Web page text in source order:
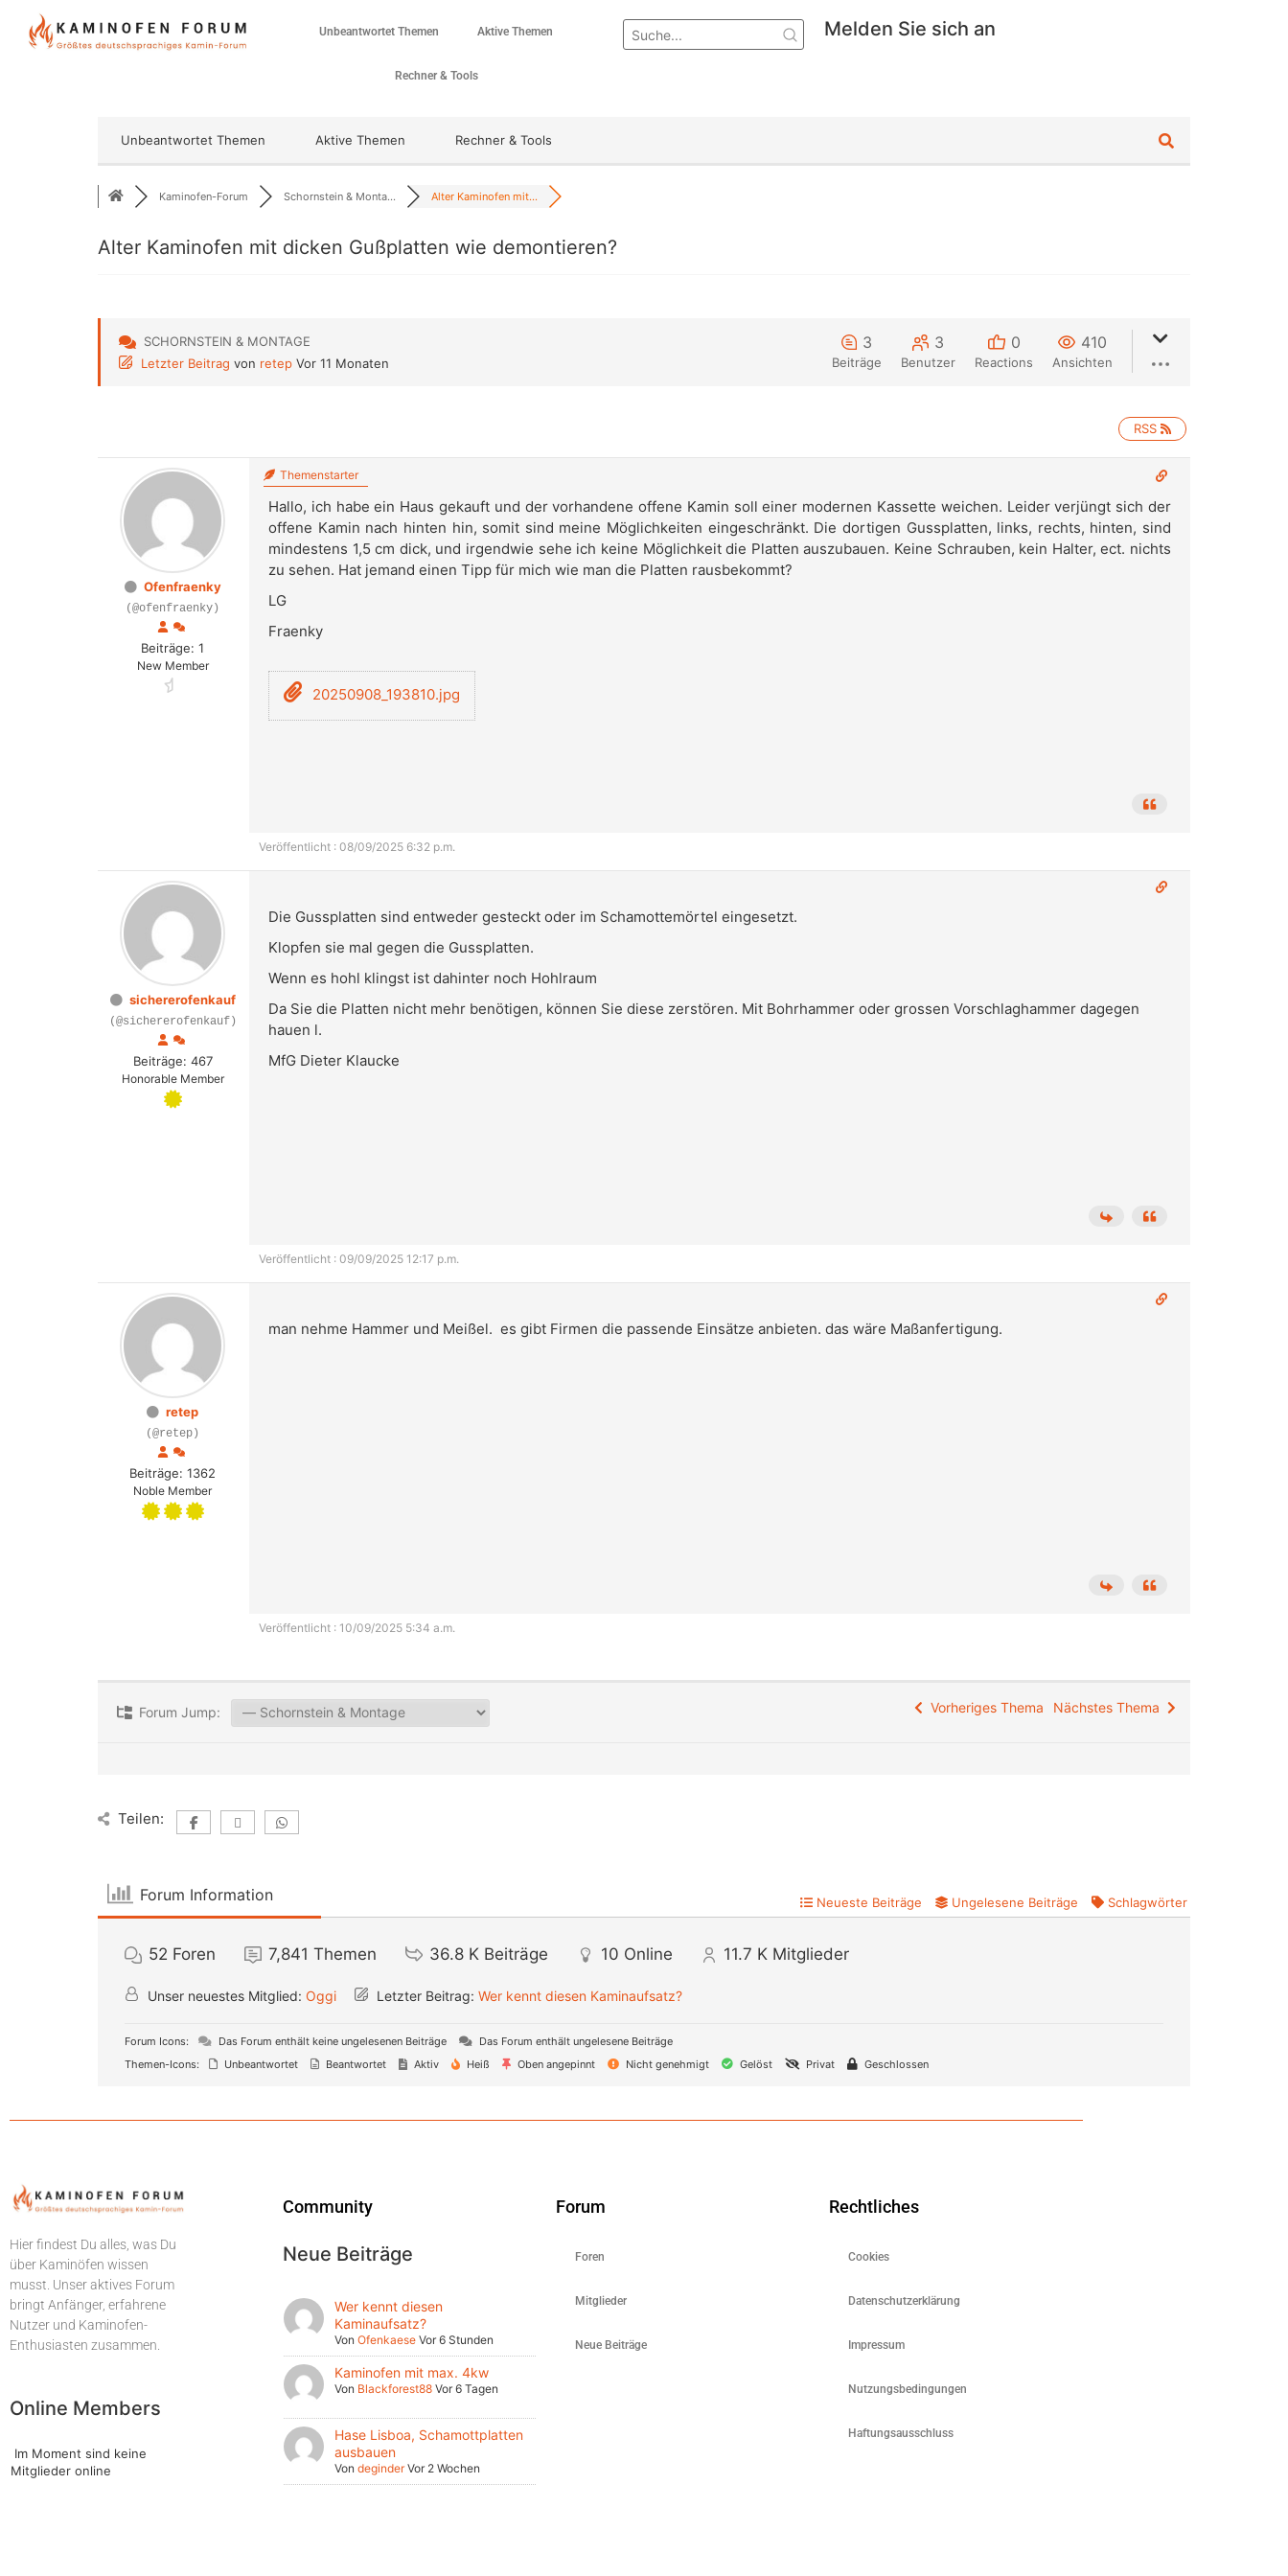
Unbeantwortet Themen Aktive Themen
Rechner & Tools
Melden Sie sich an
Unbeantwortet Themen Aktive Themen Rechner & Tools
Kaminofen-Forum Schornstein & Monta... Alter Kaminofen mit...
Alter Kaminofen mit dicken Gußplatten wie demontieren?
SCHORNSTEIN & MONTAGE
Letzter Beitrag von retep Vor 11 Monaten
3
Beiträge
3
Benutzer
0
Reactions
410
Ansichten
RSS
Ofenfraenky
(@ofenfraenky)
Beiträge: 1
New Member
Themenstarter
Hallo, ich habe ein Haus gekauft und der vorhandene offene Kamin soll einer modernen Kassette weichen. Leider verjüngt sich der
offene Kamin nach hinten hin, somit sind meine Möglichkeiten eingeschränkt. Die dortigen Gussplatten, links, rechts, hinten, sind
mindestens 1,5 cm dick, und irgendwie sehe ich keine Möglichkeit die Platten auszubauen. Keine Schrauben, kein Halter, ect. nichts
zu sehen. Hat jemand einen Tipp für mich wie man die Platten rausbekommt?
LG
Fraenky
20250908_193810.jpg
Veröffentlicht : 08/09/2025 6:32 p.m.
sichererofenkauf
(@sichererofenkauf)
Beiträge: 467
Honorable Member
Die Gussplatten sind entweder gesteckt oder im Schamottemörtel eingesetzt.
Klopfen sie mal gegen die Gussplatten.
Wenn es hohl klingst ist dahinter noch Hohlraum
Da Sie die Platten nicht mehr benötigen, können Sie diese zerstören. Mit Bohrhammer oder grossen Vorschlaghammer dagegen
hauen l.
MfG Dieter Klaucke
Veröffentlicht : 09/09/2025 12:17 p.m.
retep
(@retep)
Beiträge: 1362
Noble Member
man nehme Hammer und Meißel. es gibt Firmen die passende Einsätze anbieten. das wäre Maßanfertigung.
Veröffentlicht : 10/09/2025 5:34 a.m.
Forum Jump: Vorheriges Thema Nächstes Thema
Teilen:
Forum Information Neueste Beiträge Ungelesene Beiträge Schlagwörter
52 Foren 7,841 Themen 36.8 K Beiträge 10 Online 11.7 K Mitglieder
Unser neuestes Mitglied: Oggi Letzter Beitrag: Wer kennt diesen Kaminaufsatz?
Forum Icons: Das Forum enthält keine ungelesenen Beiträge
Das Forum enthält ungelesene Beiträge
Themen-Icons:
Unbeantwortet Beantwortet Aktiv Heiß Oben angepinnt Nicht genehmigt Gelöst Privat Geschlossen
Hier findest Du alles, was Du
über Kaminöfen wissen
musst. Unser aktives Forum
bringt Anfänger, erfahrene
Nutzer und Kaminofen-
Enthusiasten zusammen.
Online Members
Im Moment sind keine
Mitglieder online
Community
Neue Beiträge
Wer kennt diesen
Kaminaufsatz?
Von Ofenkaese Vor 6 Stunden
Kaminofen mit max. 4kw
Von Blackforest88 Vor 6 Tagen
Hase Lisboa, Schamottplatten
ausbauen
Von deginder Vor 2 Wochen
Forum
Foren
Mitglieder
Neue Beiträge
Rechtliches
Cookies
Datenschutzerklärung
Impressum
Nutzungsbedingungen
Haftungsausschluss